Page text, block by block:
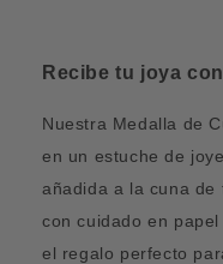
Recibe tu joya
Nuestra Medalla de
en un estuche de
añadida a la cuna de
con cuidado en
el regalo perfecto